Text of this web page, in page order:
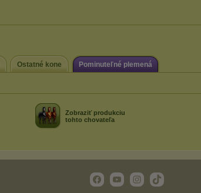
Ostatné kone Pominuteľné plemená
Zobraziť produkciu
tohto chovateľa